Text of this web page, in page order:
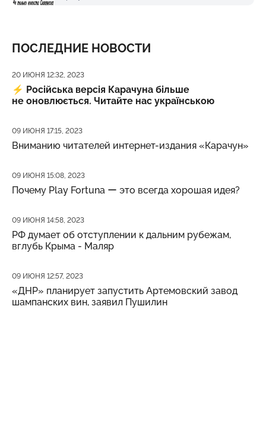
ПОСЛЕДНИЕ НОВОСТИ
Дата публикации
20 ИЮНЯ 12:32, 2023
⚡️ Російська версія Карачуна більше
не оновлюється. Читайте нас українською
Дата публикации
09 ИЮНЯ 17:15, 2023
Вниманию читателей интернет-издания «Карачун»
Дата публикации
09 ИЮНЯ 15:08, 2023
Почему Play Fortuna ー это всегда хорошая идея?
Дата публикации
09 ИЮНЯ 14:58, 2023
РФ думает об отступлении к дальним рубежам,
вглубь Крыма - Маляр
Дата публикации
09 ИЮНЯ 12:57, 2023
«ДНР» планирует запустить Артемовский завод
шампанских вин, заявил Пушилин